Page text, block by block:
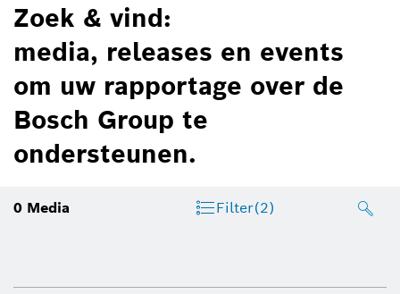
Zoek & vind:
media, releases en events
om uw rapportage over de
Bosch Group te
ondersteunen.
0 Media Filter(2)